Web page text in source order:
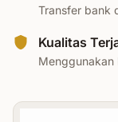
Transfer bank
Kualitas
Menggunakan